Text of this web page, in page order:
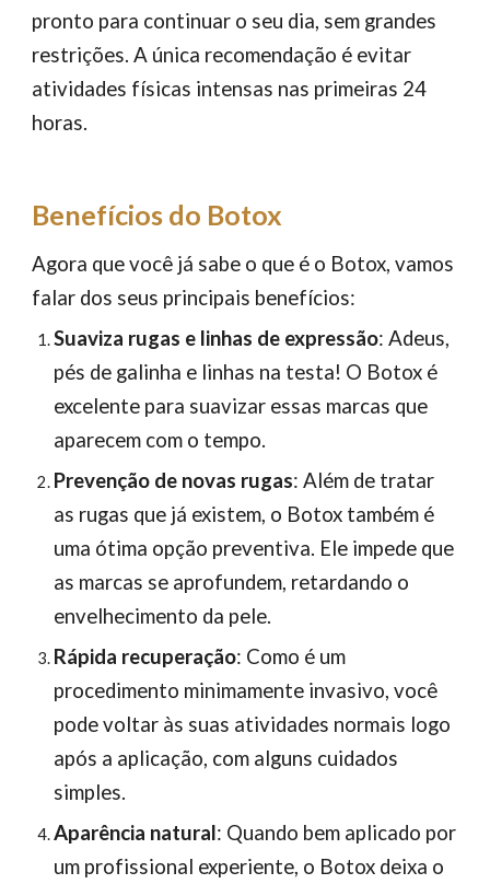
pronto para continuar o seu dia, sem grandes
restrições. A única recomendação é evitar
atividades físicas intensas nas primeiras 24
horas.
Benefícios do Botox
Agora que você já sabe o que é o Botox, vamos
falar dos seus principais benefícios:
Suaviza rugas e linhas de expressão: Adeus,
pés de galinha e linhas na testa! O Botox é
excelente para suavizar essas marcas que
aparecem com o tempo.
Prevenção de novas rugas: Além de tratar
as rugas que já existem, o Botox também é
uma ótima opção preventiva. Ele impede que
as marcas se aprofundem, retardando o
envelhecimento da pele.
Rápida recuperação: Como é um
procedimento minimamente invasivo, você
pode voltar às suas atividades normais logo
após a aplicação, com alguns cuidados
simples.
Aparência natural: Quando bem aplicado por
um profissional experiente, o Botox deixa o